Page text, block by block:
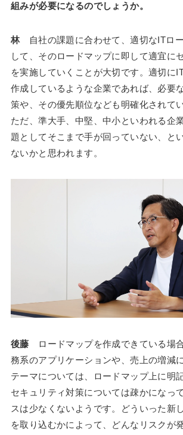
組みが必要になるのでしょうか。
林自社の課題に合わせて、適切なITロ
して、そのロードマップに即して適宜に
を実施していくことが大切です。適切に
作成しているような企業であれば、必要
策や、その優先順位なども明確化されて
ただ、準大手、中堅、中小といわれる企
題としてそこまで手が回っていない、と
ないかと思われます。
後藤 ロードマップを作成できている場
務系のアプリケーションや、売上の増減
テーマについては、ロードマップ上に明
セキュリティ対策については疎かになっ
スは少なくないようです。どういった新
を取り込むかによって、どんなリスクが